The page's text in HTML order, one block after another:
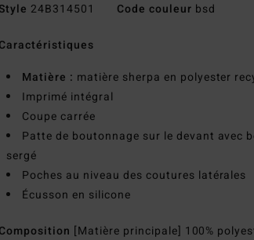
24B314501 Code couleur bsd
Caractéristiques
Matière : matière sherpa en polyester
Imprimé intégral
Coupe carrée
Patte de boutonnage sur le devant avec
sergé
Poches au niveau des coutures latérales
Écusson en silicone
Composition [Matière principale] 100%